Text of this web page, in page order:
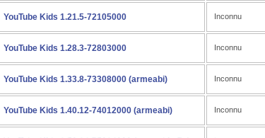
YouTube Kids 1.21.5-72105000 Inconnu
YouTube Kids 1.28.3-72803000 Inconnu
YouTube Kids 1.33.8-73308000 (armeabi) Inconnu
YouTube Kids 1.40.12-74012000 (armeabi) Inconnu